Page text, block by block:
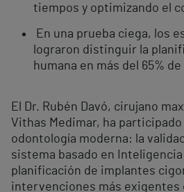
tiempos y optimizando el
En una prueba ciega, los
lograron distinguir la
humana en más del 65%
El Dr. Rubén Davó, cirujano
Vithas Medimar, ha
odontología moderna: la
sistema basado en
planificación de implantes
intervenciones más exigentes